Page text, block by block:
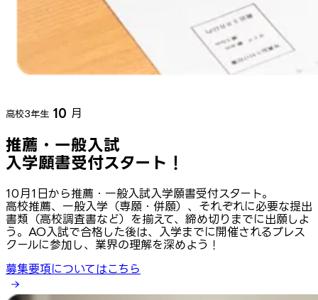
高校3年生 10 月
推薦・一般入試
入学願書受付スタート！
10月1日から推薦・一般入試入学願書受付スタート。
高校推薦、一般入学（専願・併願）、それぞれに必要な提出
書類（高校調査書など）を揃えて、締め切りまでに出願しよ
う。AO入試で合格した後は、入学までに開催されるプレス
クールに参加し、業界の理解を深めよう！
募集要項についてはこちら